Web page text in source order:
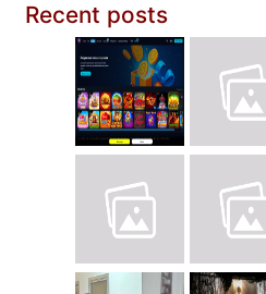
Recent posts